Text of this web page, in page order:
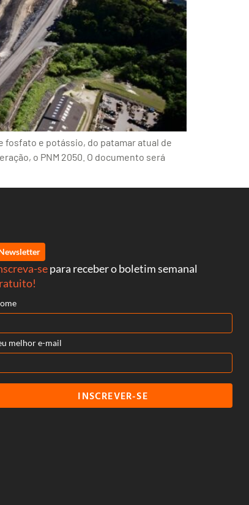
fosfato e potássio, do patamar atual de
o PNM 2050. O documento será
separa receber o boletim semanal
melhor e-mail
INSCREVER-SE